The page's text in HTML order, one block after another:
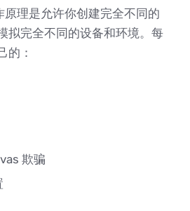
原理是允许你创建完全不同的
拟完全不同的设备和环境。每
的：
欺骗